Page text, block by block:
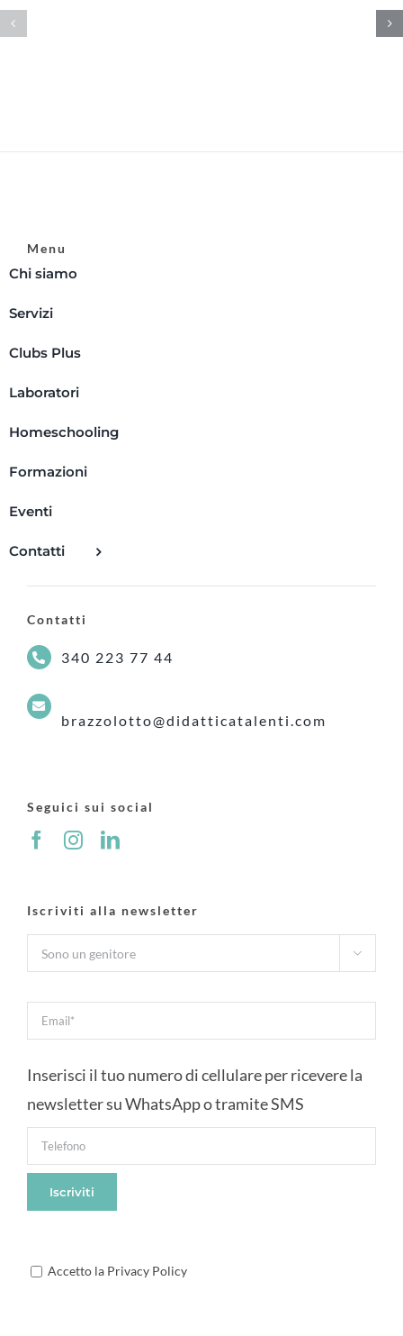
Menu
Chi siamo
Servizi
Clubs Plus
Laboratori
Homeschooling
Formazioni
Eventi
Contatti
Contatti
340 223 77 44
brazzolotto@didatticatalenti.com
Seguici sui social
Iscriviti alla newsletter

Inserisci il tuo numero di cellulare per ricevere la
newsletter su WhatsApp o tramite SMS
Accetto la Privacy Policy